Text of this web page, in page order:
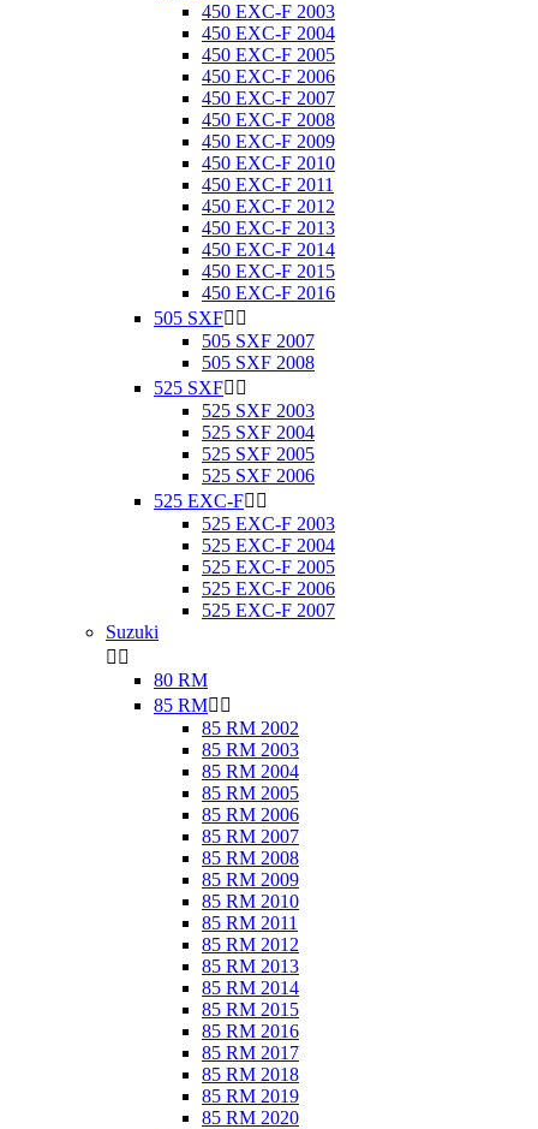
450 EXC-F 2003
450 EXC-F 2004
450 EXC-F 2005
450 EXC-F 2006
450 EXC-F 2007
450 EXC-F 2008
450 EXC-F 2009
450 EXC-F 2010
450 EXC-F 2011
450 EXC-F 2012
450 EXC-F 2013
450 EXC-F 2014
450 EXC-F 2015
450 EXC-F 2016
505 SXF 
505 SXF 2007
505 SXF 2008
525 SXF 
525 SXF 2003
525 SXF 2004
525 SXF 2005
525 SXF 2006
525 EXC-F 
525 EXC-F 2003
525 EXC-F 2004
525 EXC-F 2005
525 EXC-F 2006
525 EXC-F 2007
Suzuki
 
80 RM
85 RM 
85 RM 2002
85 RM 2003
85 RM 2004
85 RM 2005
85 RM 2006
85 RM 2007
85 RM 2008
85 RM 2009
85 RM 2010
85 RM 2011
85 RM 2012
85 RM 2013
85 RM 2014
85 RM 2015
85 RM 2016
85 RM 2017
85 RM 2018
85 RM 2019
85 RM 2020